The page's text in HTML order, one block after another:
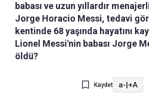
babası ve uzun yıllardır
Jorge Horacio Messi, tedavi
kentinde 68 yaşında hayatını
Lionel Messi'nin babası Jorge
öldü?
Kaydet a-|+A